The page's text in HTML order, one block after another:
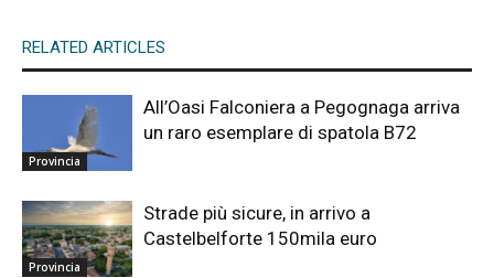
RELATED ARTICLES
Provincia
All’Oasi Falconiera a Pegognaga arriva
un raro esemplare di spatola B72
Provincia
Strade più sicure, in arrivo a
Castelbelforte 150mila euro